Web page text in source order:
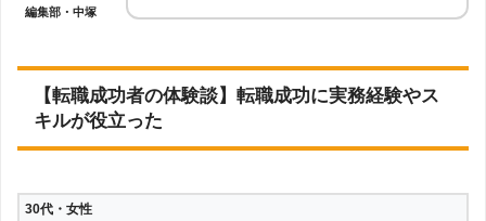
編集部・中塚
【転職成功者の体験談】転職成功に実務経験やス
キルが役立った
30代・女性